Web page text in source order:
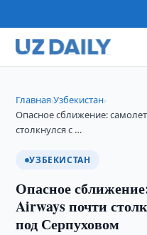
Главная›Узбекистан›
Опасное сближение:
столкнулся с …
УЗБЕКИСТАН
Опасное
Airways почти
под Серпуховом